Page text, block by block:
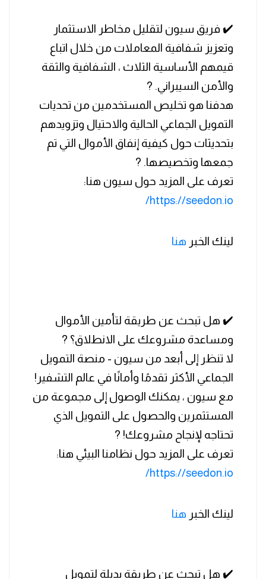
✔️ فريق سيون لتقليل مخاطر الاستثمار
وتعزيز شفافية المعاملات من خلال اتباع
قيمهم الأساسية الثلاث ، الشفافية والثقة
والأمن السيبراني. ?
هدفنا هو تخليص المستخدمين من تحديات
التمويل الجماعي الحالية والاحتيال وتزويدهم
بتحديثات حول كيفية إنفاق الأموال التي تم
جمعها وتخصيصها. ?
تعرف على المزيد حول سيون هنا:
https://seedon.io/
لينك الخبر هنا
✔️ هل تبحث عن طريقة لتأمين الأموال
ومساعدة مشروعك على الانطلاق؟ ?
لا تنظر إلى أبعد من سيون - منصة التمويل
الجماعي الأكثر تقدمًا وأمانًا في عالم التشفير!
مع سيون ، يمكنك الوصول إلى مجموعة من
المستثمرين والحصول على التمويل الذي
تحتاجه لإنجاح مشروعك! ?
تعرف على المزيد حول نظامنا البيئي هنا:
https://seedon.io/
لينك الخبر هنا
✔️ هل تبحث عن طريقة بديلة لتمويل